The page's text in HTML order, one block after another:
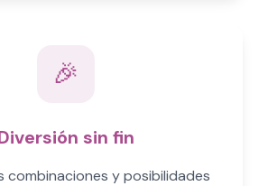
🎉
sin fin
combinaciones y posibilidades